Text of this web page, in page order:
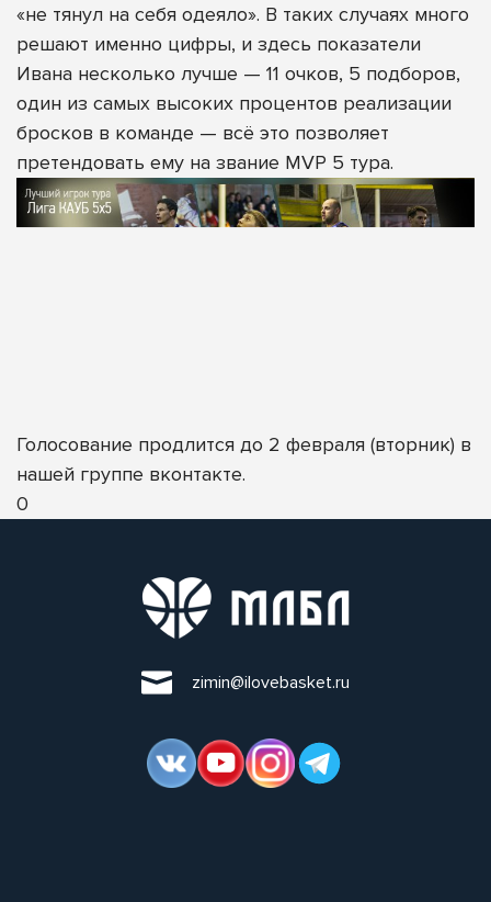
«не тянул на себя одеяло». В таких случаях много
решают именно цифры, и здесь показатели
Ивана несколько лучше — 11 очков, 5 подборов,
один из самых высоких процентов реализации
бросков в команде — всё это позволяет
претендовать ему на звание MVP 5 тура.
Голосование продлится до 2 февраля (вторник) в
нашей группе вконтакте.
0
zimin@ilovebasket.ru